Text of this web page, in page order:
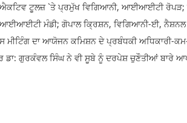
ਟੂਲਜ਼ `ਤੇ ਪ੍ਰਮੁੱਖ ਵਿਗਿਆਨੀ, ਆਈਆਈਟੀ
ਆਈਆਈਟੀ ਮੰਡੀ; ਗੋਪਾਲ ਕ੍ਰਿਸ਼ਨ, ਵਿਗਿਆਨੀ-ਈ,
ਮੀਟਿੰਗ ਦਾ ਆਯੋਜਨ ਕਮਿਸ਼ਨ ਦੇ ਪ੍ਰਬੰਧਕੀ ਅਧਿਕਾਰੀ-
ਡਾ: ਗੁਰਕੰਵਲ ਸਿੰਘ ਨੇ ਵੀ ਸੂਬੇ ਨੂੰ ਦਰਪੇਸ਼ ਚੁਣੌਤੀਆਂ ਬਾਰੇ